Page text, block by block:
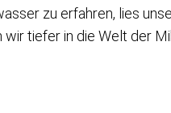
zu erfahren, lies
wir tiefer in die Welt der